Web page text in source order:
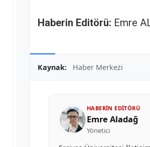
Haberin Editörü: Emre
Kaynak: Haber Merkezi
HABERIN EDITÖRÜ
Emre Aladağ
Yönetici